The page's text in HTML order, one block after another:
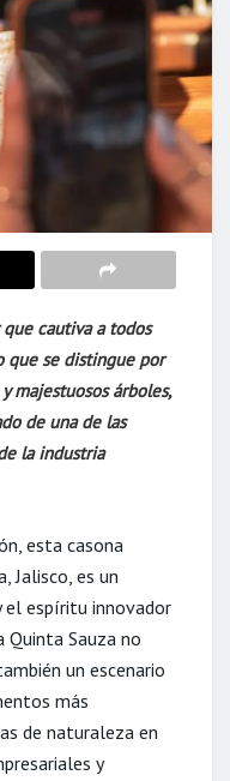
cautiva a todos
que se distingue por
majestuosos árboles,
de una de las
la industria
esta casona
Jalisco, es un
espíritu innovador
Quinta Sauza no
un escenario
más
de naturaleza en
y